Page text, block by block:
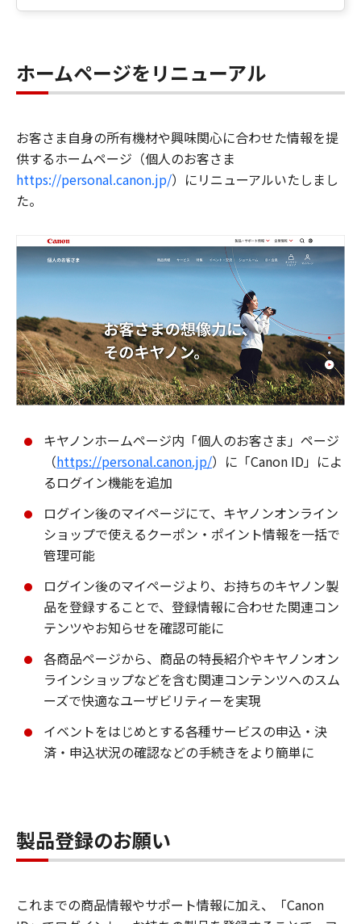
ホームページをリニューアル
お客さま自身の所有機材や興味関心に合わせた情報を提
供するホームページ（個人のお客さま
https://personal.canon.jp/）にリニューアルいたしまし
た。
キヤノンホームページ内「個人のお客さま」ページ
（https://personal.canon.jp/）に「Canon ID」によ
るログイン機能を追加
ログイン後のマイページにて、キヤノンオンライン
ショップで使えるクーポン・ポイント情報を一括で
管理可能
ログイン後のマイページより、お持ちのキヤノン製
品を登録することで、登録情報に合わせた関連コン
テンツやお知らせを確認可能に
各商品ページから、商品の特長紹介やキヤノンオン
ラインショップなどを含む関連コンテンツへのスム
ーズで快適なユーザビリティーを実現
イベントをはじめとする各種サービスの申込・決
済・申込状況の確認などの手続きをより簡単に
製品登録のお願い
これまでの商品情報やサポート情報に加え、「Canon